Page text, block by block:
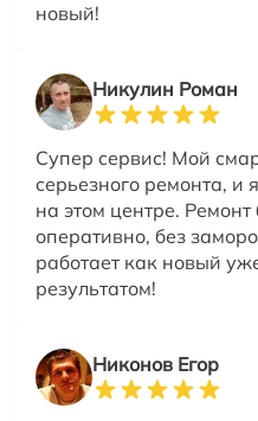
новый!
Никулин Роман
Супер сервис! Мой
серьезного ремонта, и
на этом центре.
оперативно, без
работает как новый
результатом!
Никонов Егор